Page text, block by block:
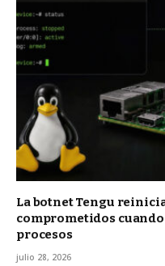
La botnet Tengu
comprometidos
procesos
julio 28, 2026